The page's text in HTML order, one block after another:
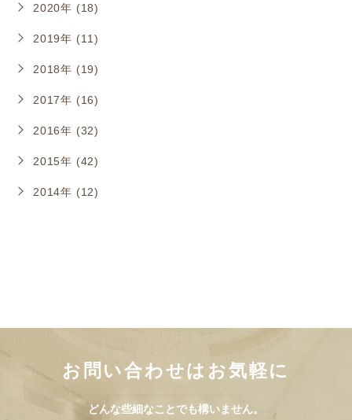
2020年 (18)
2019年 (11)
2018年 (19)
2017年 (16)
2016年 (32)
2015年 (42)
2014年 (12)
お問い合わせはお気軽に
どんな些細なことでも構いません。